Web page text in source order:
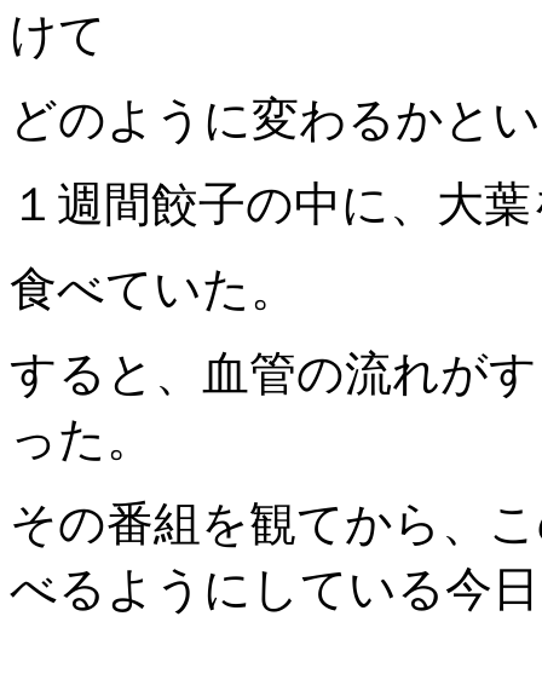
けて
どのように変わるかと
１週間餃子の中に、大
食べていた。
すると、血管の流れが
った。
その番組を観てから、
べるようにしている今